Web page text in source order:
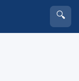
🔍